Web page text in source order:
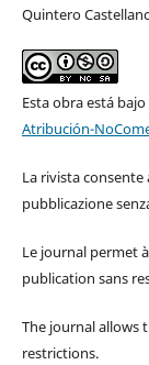
Quintero
Esta obra está
Atribución-
La rivista
pubblicazione
Le journal permet
publication sans
The journal
restrictions.